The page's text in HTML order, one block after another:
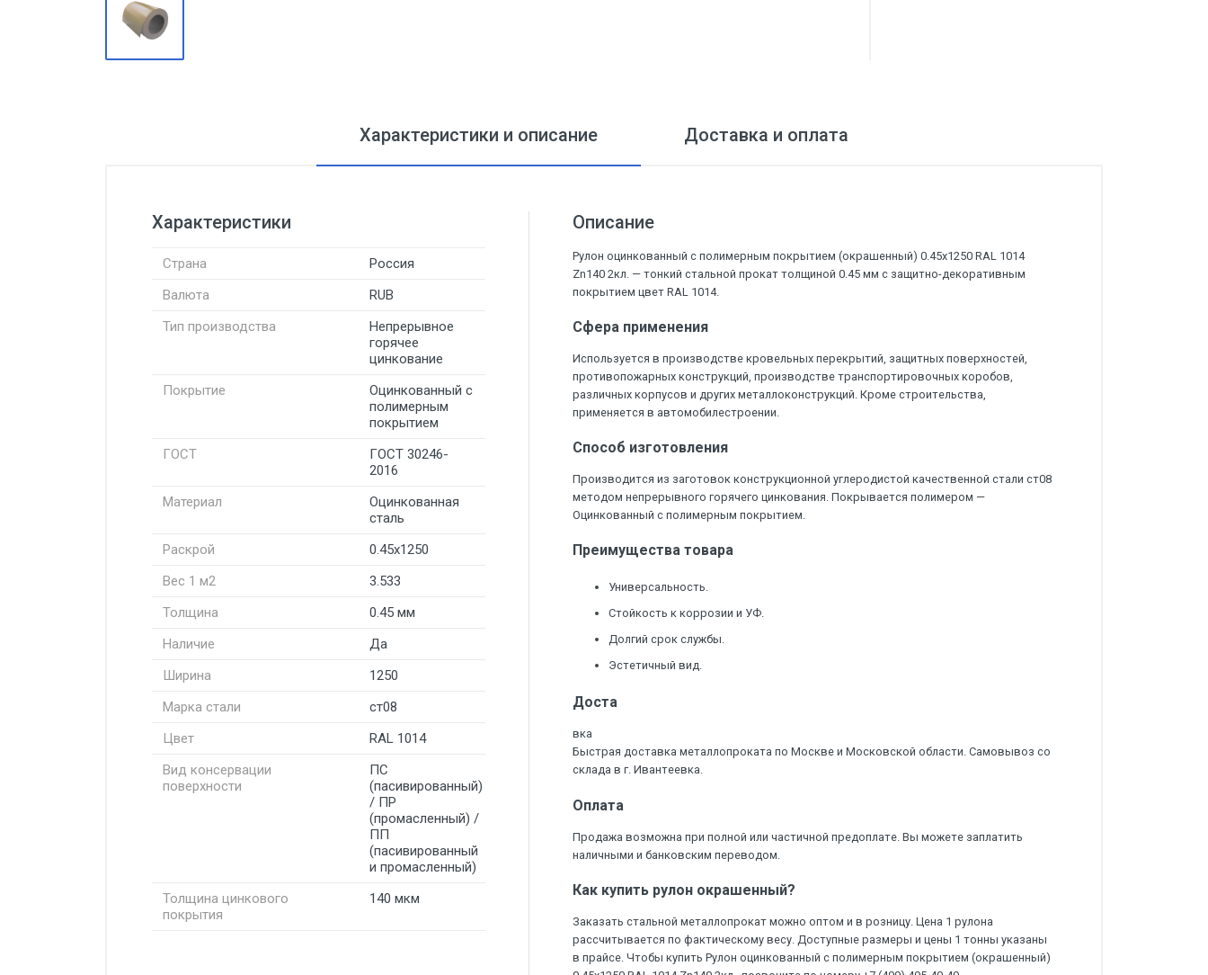
Запорная арматура
Цветные металлы
Характеристики и описание Доставка и оплата
Характеристики
Страна
Россия
Валюта
RUB
Тип производства
Непрерывное
горячее
цинкование
Покрытие
Оцинкованный с
полимерным
покрытием
ГОСТ
ГОСТ 30246-
2016
Материал
Оцинкованная
сталь
Раскрой
0.45x1250
Вес 1 м2
3.533
Толщина
0.45 мм
Наличие
Да
Ширина
1250
Марка стали
ст08
Цвет
RAL 1014
Вид консервации
поверхности
ПС
(пасивированный)
/ ПР
(промасленный) /
ПП
(пасивированный
и промасленный)
Толщина цинкового
покрытия
140 мкм
Описание
Рулон оцинкованный с полимерным покрытием (окрашенный) 0.45x1250 RAL 1014
Zn140 2кл. — тонкий стальной прокат толщиной 0.45 мм с защитно-декоративным
покрытием цвет RAL 1014.
Сфера применения
Используется в производстве кровельных перекрытий, защитных поверхностей,
противопожарных конструкций, производстве транспортировочных коробов,
различных корпусов и других металлоконструкций. Кроме строительства,
применяется в автомобилестроении.
Способ изготовления
Производится из заготовок конструкционной углеродистой качественной стали ст08
методом непрерывного горячего цинкования. Покрывается полимером —
Оцинкованный с полимерным покрытием.
Преимущества товара
Универсальность.
Стойкость к коррозии и УФ.
Долгий срок службы.
Эстетичный вид.
Доста
вка
Быстрая доставка металлопроката по Москве и Московской области. Самовывоз со
склада в г. Ивантеевка.
Оплата
Продажа возможна при полной или частичной предоплате. Вы можете заплатить
наличными и банковским переводом.
Как купить рулон окрашенный?
Заказать стальной металлопрокат можно оптом и в розницу. Цена 1 рулона
рассчитывается по фактическому весу. Доступные размеры и цены 1 тонны указаны
в прайсе. Чтобы купить Рулон оцинкованный с полимерным покрытием (окрашенный)